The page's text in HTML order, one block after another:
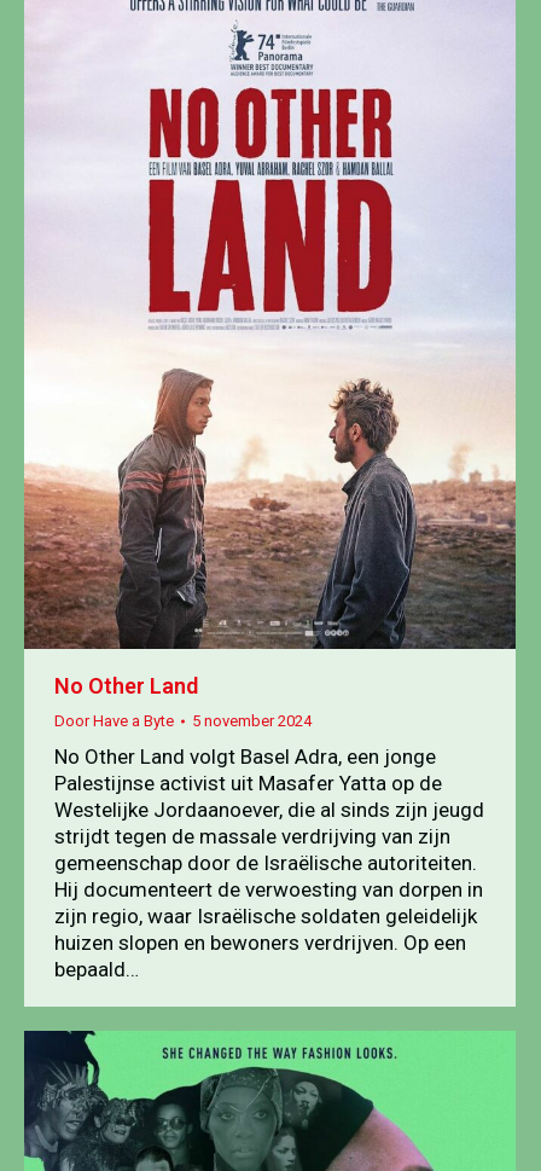
No Other Land
DoorHave a Byte 5 november 2024
No Other Land volgt Basel Adra, een jonge
Palestijnse activist uit Masafer Yatta op de
Westelijke Jordaanoever, die al sinds zijn jeugd
strijdt tegen de massale verdrijving van zijn
gemeenschap door de Israëlische autoriteiten.
Hij documenteert de verwoesting van dorpen in
zijn regio, waar Israëlische soldaten geleidelijk
huizen slopen en bewoners verdrijven. Op een
bepaald…